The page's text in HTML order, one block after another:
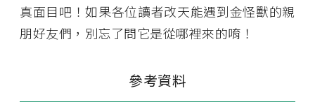
真面目吧！如果各位讀者改天能遇到金怪獸的親
朋好友們，別忘了問它是從哪裡來的唷！
參考資料